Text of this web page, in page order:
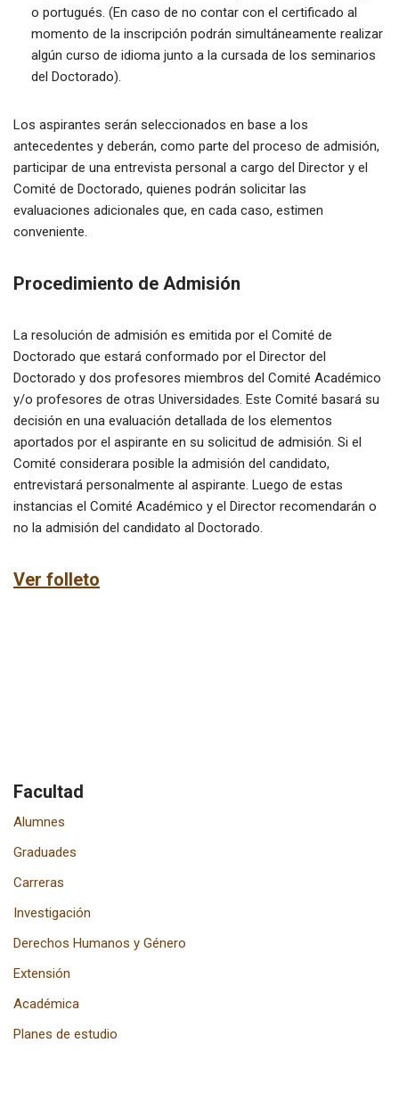
o portugués. (En caso de no contar con el certificado al
momento de la inscripción podrán simultáneamente realizar
algún curso de idioma junto a la cursada de los seminarios
del Doctorado).
Los aspirantes serán seleccionados en base a los
antecedentes y deberán, como parte del proceso de admisión,
participar de una entrevista personal a cargo del Director y el
Comité de Doctorado, quienes podrán solicitar las
evaluaciones adicionales que, en cada caso, estimen
conveniente.
Procedimiento de Admisión
La resolución de admisión es emitida por el Comité de
Doctorado que estará conformado por el Director del
Doctorado y dos profesores miembros del Comité Académico
y/o profesores de otras Universidades. Este Comité basará su
decisión en una evaluación detallada de los elementos
aportados por el aspirante en su solicitud de admisión. Si el
Comité considerara posible la admisión del candidato,
entrevistará personalmente al aspirante. Luego de estas
instancias el Comité Académico y el Director recomendarán o
no la admisión del candidato al Doctorado.
Ver folleto
Facultad
Alumnes
Graduades
Carreras
Investigación
Derechos Humanos y Género
Extensión
Académica
Planes de estudio